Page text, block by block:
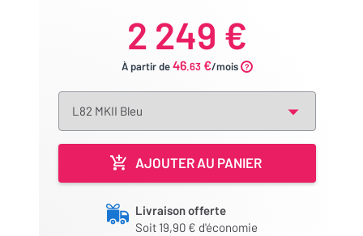
2 249 €
À partir de46.63 €/mois
AJOUTER AU PANIER
Livraison offerte
Soit 19,90 € d'économie